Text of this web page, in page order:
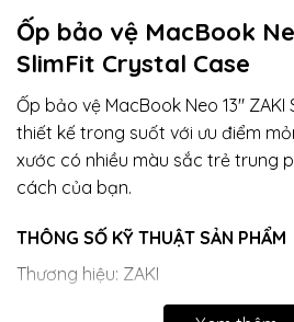
Ốp bảo vệ MacBook
SlimFit Crystal Case
Ốp bảo vệ MacBook Neo 13″
thiết kế trong suốt với ưu điểm
xước có nhiều màu sắc trẻ trung
cách của bạn.
THÔNG SỐ KỸ THUẬT SẢN PHẨM
Thương hiệu: ZAKI